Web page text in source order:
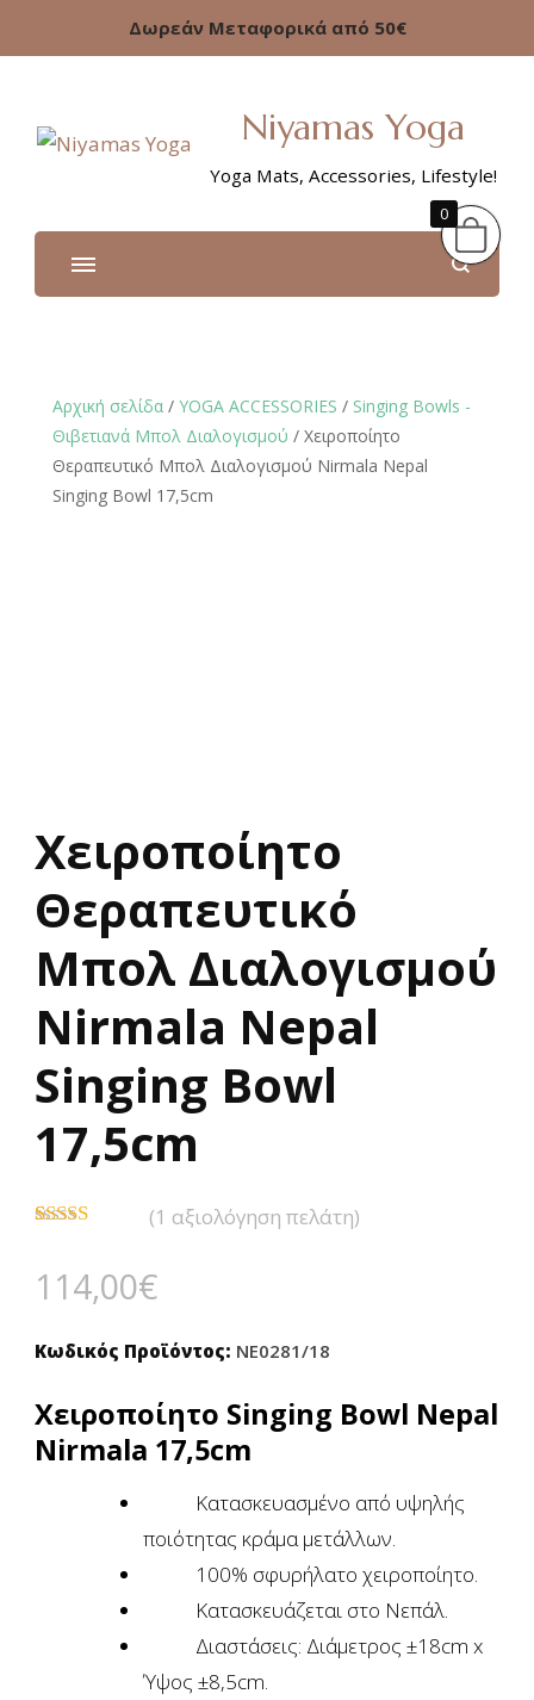
Δωρεάν Μεταφορικά από 50€
Niyamas Yoga
Yoga Mats, Accessories, Lifestyle!
Αρχική σελίδα / YOGA ACCESSORIES / Singing Bowls -
Θιβετιανά Μπολ Διαλογισμού / Χειροποίητο
Θεραπευτικό Μπολ Διαλογισμού Nirmala Nepal
Singing Bowl 17,5cm
Χειροποίητο
Θεραπευτικό
Μπολ Διαλογισμού
Nirmala Nepal
Singing Bowl
17,5cm
5 με βάση
βαθμολογία
(1 αξιολόγηση πελάτη)
114,00€
Κωδικός Προϊόντος: NE0281/18
Χειροποίητο Singing Bowl Nepal
Nirmala 17,5cm
Κατασκευασμένο από υψηλής
ποιότητας κράμα μετάλλων.
100% σφυρήλατο χειροποίητο.
Κατασκευάζεται στo Νεπάλ.
Διαστάσεις: Διάμετρος ±18cm x
Ύψος ±8,5cm.
0